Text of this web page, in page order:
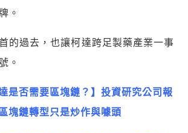
。
的過去，也讓柯達跨足製藥產業一事
。
達是否需要區塊鏈？】投資研究公司報
塊鏈轉型只是炒作與噱頭